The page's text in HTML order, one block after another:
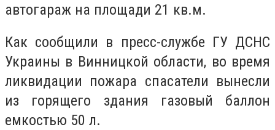
автогараж на площади 21 кв.м.
Как сообщили в пресс-службе ГУ ДСНС
Украины в Винницкой области, во время
ликвидации пожара спасатели вынесли
из горящего здания газовый баллон
емкостью 50 л.